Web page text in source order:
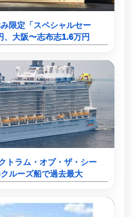
限定「スペシャルセー
大阪〜志布志1.6万円
トラム・オブ・ザ・シー
ルーズ船で過去最大